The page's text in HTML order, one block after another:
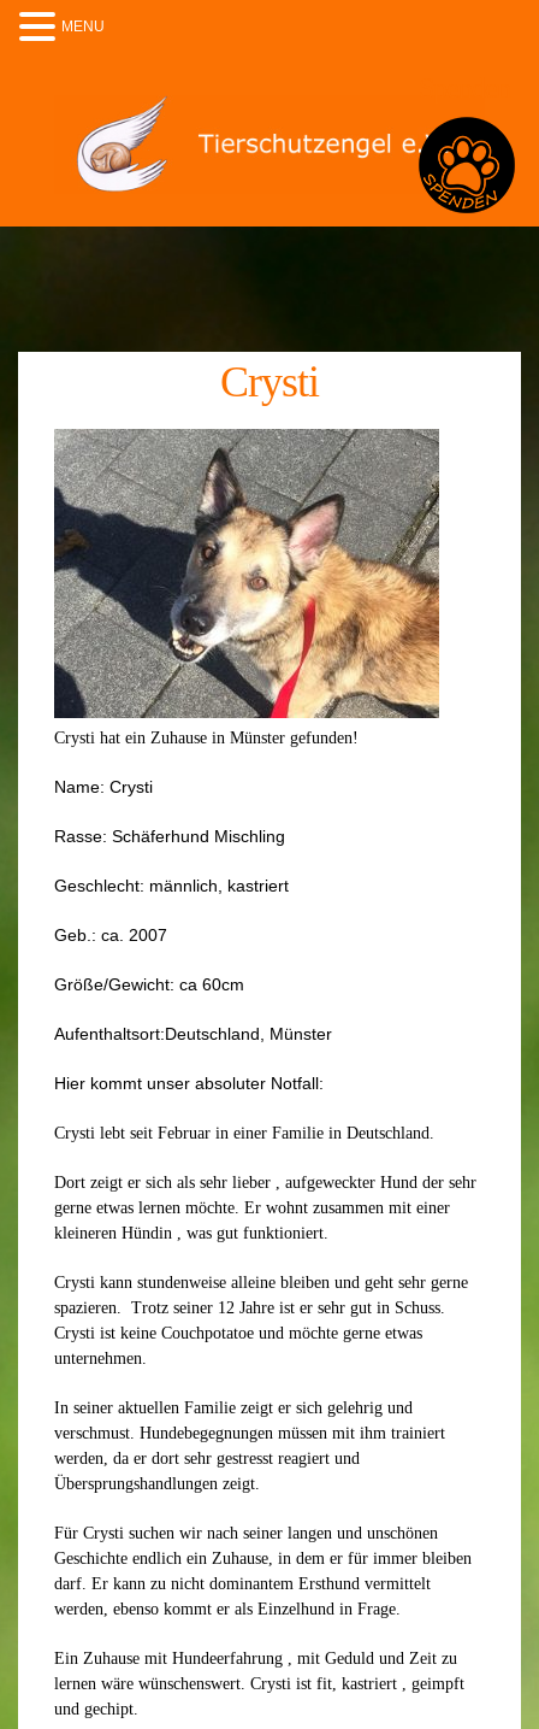
Crysti
Crysti hat ein Zuhause in Münster gefunden!
Name: Crysti
Rasse: Schäferhund Mischling
Geschlecht: männlich, kastriert
Geb.: ca. 2007
Größe/Gewicht: ca 60cm
Aufenthaltsort:Deutschland, Münster
Hier kommt unser absoluter Notfall:
Crysti lebt seit Februar in einer Familie in Deutschland.
Dort zeigt er sich als sehr lieber , aufgeweckter Hund der sehr
gerne etwas lernen möchte. Er wohnt zusammen mit einer
kleineren Hündin , was gut funktioniert.
Crysti kann stundenweise alleine bleiben und geht sehr gerne
spazieren. Trotz seiner 12 Jahre ist er sehr gut in Schuss.
Crysti ist keine Couchpotatoe und möchte gerne etwas
unternehmen.
In seiner aktuellen Familie zeigt er sich gelehrig und
verschmust. Hundebegegnungen müssen mit ihm trainiert
werden, da er dort sehr gestresst reagiert und
Übersprungshandlungen zeigt.
Für Crysti suchen wir nach seiner langen und unschönen
Geschichte endlich ein Zuhause, in dem er für immer bleiben
darf. Er kann zu nicht dominantem Ersthund vermittelt
werden, ebenso kommt er als Einzelhund in Frage.
Ein Zuhause mit Hundeerfahrung , mit Geduld und Zeit zu
lernen wäre wünschenswert. Crysti ist fit, kastriert , geimpft
und gechipt.
MENU